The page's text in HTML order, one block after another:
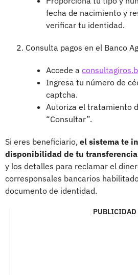
fecha de nacimiento y
verificar tu identidad.
Consulta pagos en el Banco
Accede a
Ingresa tu número de
captcha.
Autoriza el tratamiento
“Consultar”.
Si eres beneficiario, el sistema te
disponibilidad de tu
y los detalles para reclamar el
corresponsales bancarios
documento de identidad.
PUBLICIDAD